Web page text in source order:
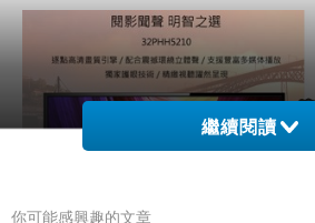
繼續閱讀
你可能感興趣的文章